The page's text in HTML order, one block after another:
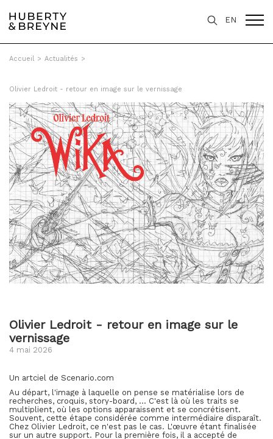
EN
Accueil > Actualités >
Olivier Ledroit - retour en image sur le vernissage
Olivier Ledroit - retour en image sur le
vernissage
4 mai 2026
Un artciel de Scenario.com
Au départ, l'image à laquelle on pense se matérialise lors de
recherches, croquis, story-board, … C'est là où les traits se
multiplient, où les options apparaissent et se concrétisent.
Souvent, cette étape considérée comme intermédiaire disparaît.
Chez Olivier Ledroit, ce n'est pas le cas. L'œuvre étant finalisée
sur un autre support. Pour la première fois, il a accepté de